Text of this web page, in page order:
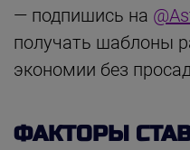
— подпишись на
получать шаблоны
экономии без
ФАКТОРЫ